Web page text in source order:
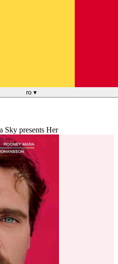
ro ▾
Sky presents Her